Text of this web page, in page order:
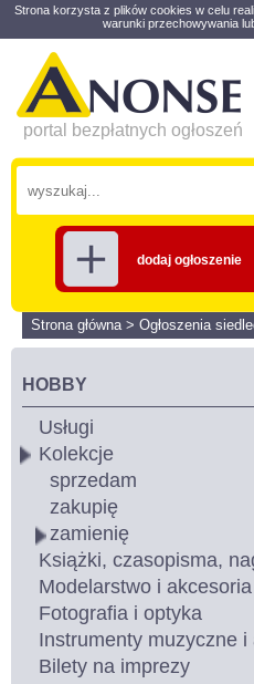
Strona korzysta z plików cookies w celu
warunki przechowywania
portal bezpłatnych ogłoszeń
dodaj ogłoszenie
Strona główna> Ogłoszenia
HOBBY
Usługi
Kolekcje
sprzedam
zakupię
zamienię
Książki, czasopisma,
Modelarstwo i akcesoria
Fotografia i optyka
Instrumenty muzyczne i
Bilety na imprezy